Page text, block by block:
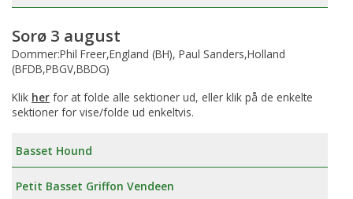
Sorø 3 august
Dommer:Phil Freer,England (BH), Paul Sanders,Holland
(BFDB,PBGV,BBDG)
Klik her for at folde alle sektioner ud, eller klik på de enkelte
sektioner for vise/folde ud enkeltvis.
Basset Hound
Petit Basset Griffon Vendeen